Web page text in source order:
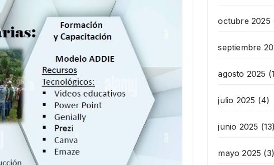
octubre 2025
septiembre
agosto 2025
julio 2025 (4)
junio 2025 (13)
mayo 2025 (3)